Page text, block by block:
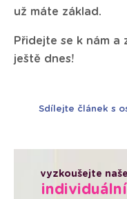
už máte základ.
Přidejte se k nám a
ještě dnes!
Sdílejte článek s
vyzkoušejte naše
individuální